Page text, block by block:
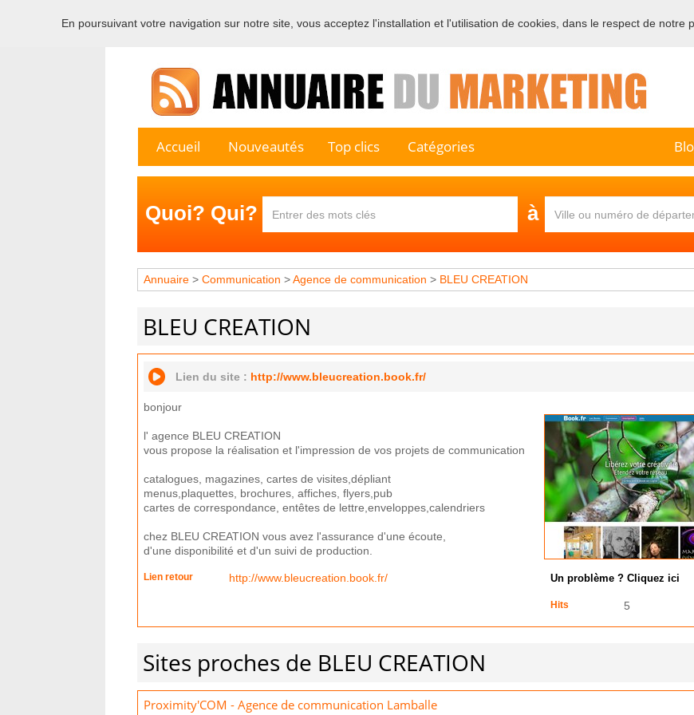
Bienvenue sur l'annuaire professionnel du marketing et de la
Accueil Nouveautés Top clics Catégories
Quoi? Qui? à
Annuaire > Communication >Agence de communication > BLEU CREATION
BLEU CREATION
Lien du site : http://www.bleucreation.book.fr/
bonjour
l' agence BLEU CREATION
vous propose la réalisation et l'impression de vos projets de communication
catalogues, magazines, cartes de visites,dépliant
menus,plaquettes, brochures, affiches, flyers,pub
cartes de correspondance, entêtes de lettre,enveloppes,calendriers
chez BLEU CREATION vous avez l'assurance d'une écoute,
d'une disponibilité et d'un suivi de production.
Lien retour http://www.bleucreation.book.fr/ Un problème ? Cliquez ici
Hits 5
Sites proches de BLEU CREATION
Proximity'COM - Agence de communication Lamballe
En poursuivant votre navigation sur notre site, vous acceptez l'installation et l'utilisation de cookies, dans le respect de notre